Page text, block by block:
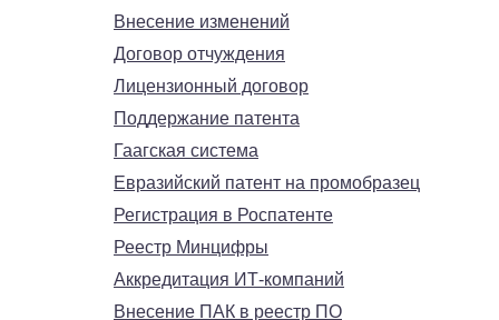
Внесение изменений
Договор отчуждения
Лицензионный договор
Поддержание патента
Гаагская система
Евразийский патент на промобразец
Регистрация в Роспатенте
Реестр Минцифры
Аккредитация ИТ-компаний
Внесение ПАК в реестр ПО